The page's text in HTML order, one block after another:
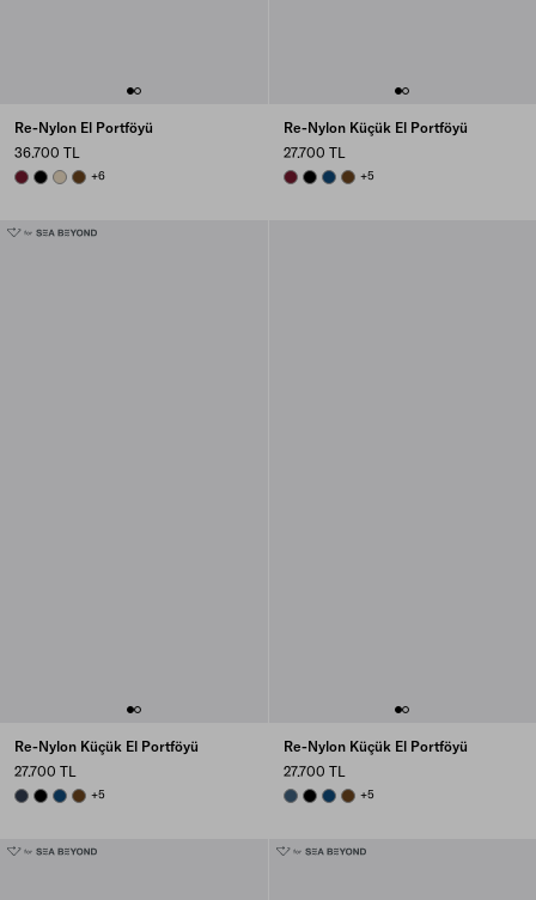
Re-Nylon El Portföyü
36.700 TL
BURGUNDY
BLACKDESERT BEIGE
BRANDY
+6
Re-Nylon Küçük El Portföyü
27.700 TL
BURGUNDY
BLACKBALTIC BLUE
BRANDY
+5
Re-Nylon Küçük El Portföyü
27.700 TL
BALTICLUE
BLACKBALTIC BLUE
BRANDY
+5
Re-Nylon Küçük El Portföyü
27.700 TL
AVIATION BLUE
BLACKBALTIC BLUE
BRANDY
+5